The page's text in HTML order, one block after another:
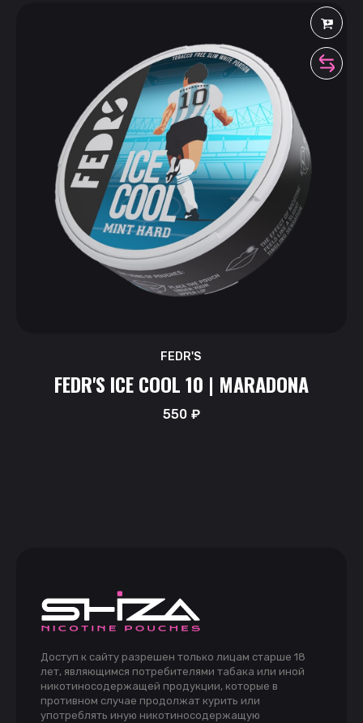
FEDR'S
FEDR'S ICE COOL 10 | MARADONA
550₽
Доступ к сайту разрешен только лицам старше 18
лет, являющимся потребителями табака или иной
никотиносодержащей продукции, которые в
противном случае продолжат курить или
употреблять иную никотиносодержащую